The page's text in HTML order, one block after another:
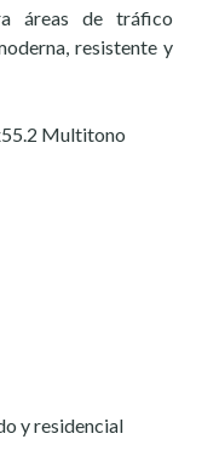
áreas de tráfico
resistente y
Multitono
y residencial